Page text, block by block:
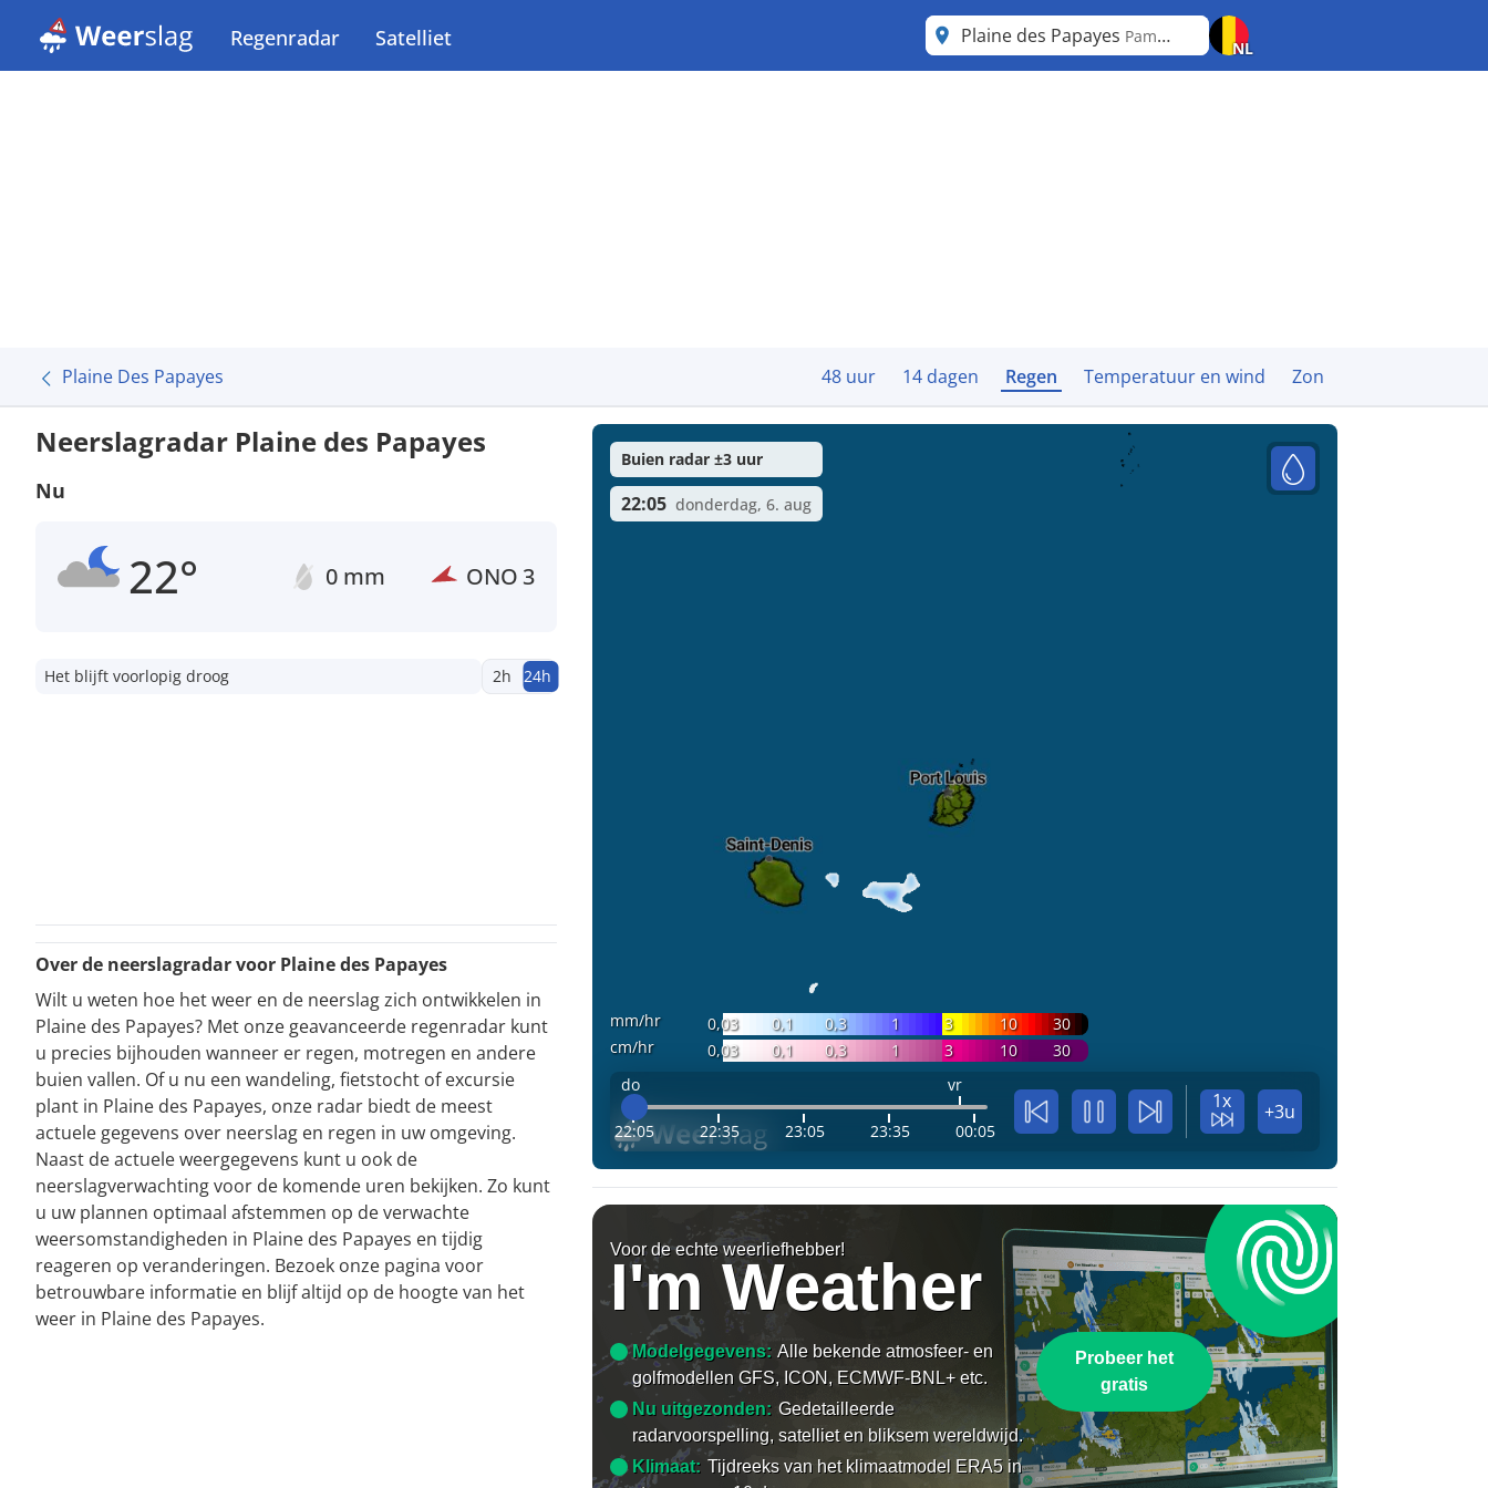
Regenradar Satelliet Plaine des Papayes Pamplemousses
NL
Plaine Des Papayes 48 uur 14 dagen Regen Temperatuur en wind Zon
Neerslagradar Plaine des Papayes
Nu
22° 0 mm ONO3
Het blijft voorlopig droog 2h 24h
Over de neerslagradar voor Plaine des Papayes
Wilt u weten hoe het weer en de neerslag zich ontwikkelen in
Plaine des Papayes? Met onze geavanceerde regenradar kunt
u precies bijhouden wanneer er regen, motregen en andere
buien vallen. Of u nu een wandeling, fietstocht of excursie
plant in Plaine des Papayes, onze radar biedt de meest
actuele gegevens over neerslag en regen in uw omgeving.
Naast de actuele weergegevens kunt u ook de
neerslagverwachting voor de komende uren bekijken. Zo kunt
u uw plannen optimaal afstemmen op de verwachte
weersomstandigheden in Plaine des Papayes en tijdig
reageren op veranderingen. Bezoek onze pagina voor
betrouwbare informatie en blijf altijd op de hoogte van het
weer in Plaine des Papayes.
mm/hr 0,03 0,1 0,3 1 3 10
30
cm/hr
0,03 0,1 0,3 1 3 10
30
do
vr
22:05 22:35 23:05 23:35 00:05
1x +3u
Buien radar ±3 uur
22:05 donderdag, 6. aug
Voor de echte weerliefhebber!
I'm Weather
Modelgegevens: Alle bekende atmosfeer- en
golfmodellen GFS, ICON, ECMWF-BNL+ etc.
Nu uitgezonden: Gedetailleerde
radarvoorspelling, satelliet en bliksem wereldwijd.
Klimaat: Tijdreeks van het klimaatmodel ERA5 in
Probeer het
gratis